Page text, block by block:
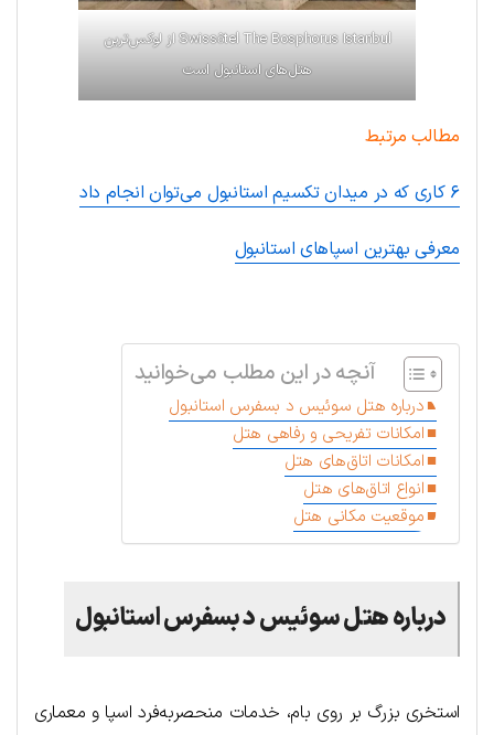
Swissôtel The Bosphorus Istanbul از لوکس‌ترین
هتل‌های استانبول است
مطالب مرتبط
۶ کاری که در میدان تکسیم استانبول می‌توان انجام داد
معرفی بهترین اسپاهای استانبول
آنچه در این مطلب می‌خوانید
درباره هتل سوئیس د بسفرس استانبول
امکانات تفریحی و رفاهی هتل
امکانات اتاق‌های هتل
انواع اتاق‌های هتل
موقعیت مکانی هتل
درباره هتل سوئیس د بسفرس استانبول
استخری بزرگ بر روی بام، خدمات منحصربه‌فرد اسپا و معماری